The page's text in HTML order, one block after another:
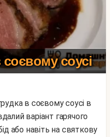
соусі
варіант гарячого
або навіть на святкову